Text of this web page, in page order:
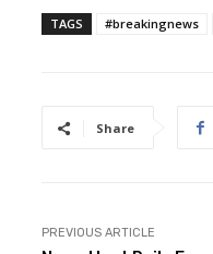
TAGS #breakingnews
Share
PREVIOUS ARTICLE